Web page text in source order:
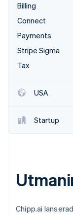
Billing
Connect
Payments
Stripe Sigma
Tax
USA
Startup
Chipp.ai